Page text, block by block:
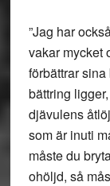
”Jag har
vakar mycket
förbättrar
bättring
djävulens
som är inuti
måste du
ohöljd, så